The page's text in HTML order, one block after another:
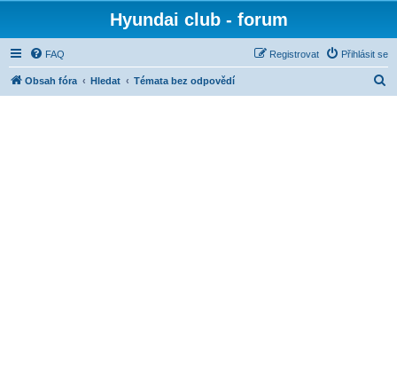
Hyundai club - forum
FAQ Přihlásit se
Registrovat
Obsah fóra Hledat Témata bez odpovědí